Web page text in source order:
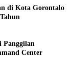
di Kota Gorontalo
Panggilan
Center